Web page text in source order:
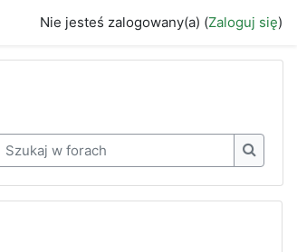
Nie jesteś zalogowany(a) (Zaloguj się)
Szukaj w forach
Szukaj